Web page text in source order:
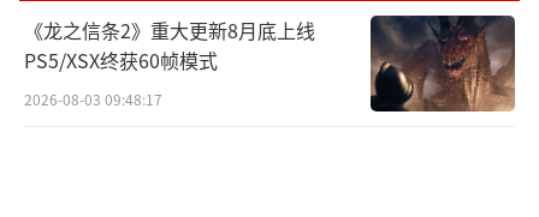
《龙之信条2》重大更新8月底上线
PS5/XSX终获60帧模式
2026-08-03 09:48:17